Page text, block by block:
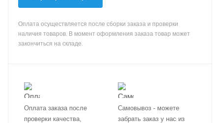
Оплата осуществляется после сборки заказа и проверки
наличия товаров. В момент оформления заказа товар может
закончиться на складе.
Оплата заказа после
проверки качества,
Самовывоз - можете
забрать заказ у нас из